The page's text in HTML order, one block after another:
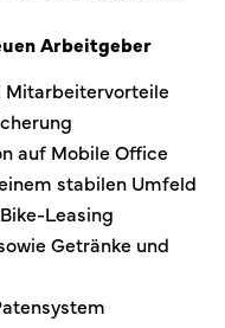
Arbeitgeber
Mitarbeitervorteile
auf Mobile Office
stabilen Umfeld
Leasing
Getränke und